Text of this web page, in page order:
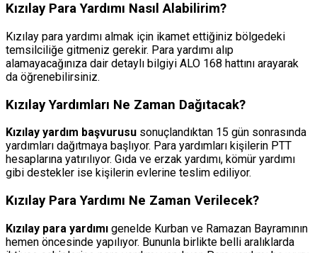
Kızılay Para Yardımı Nasıl Alabilirim?
Kızılay para yardımı almak için ikamet ettiğiniz bölgedeki
temsilciliğe gitmeniz gerekir. Para yardımı alıp
alamayacağınıza dair detaylı bilgiyi ALO 168 hattını arayarak
da öğrenebilirsiniz.
Kızılay Yardımları Ne Zaman Dağıtacak?
Kızılay yardım başvurusu sonuçlandıktan 15 gün sonrasında
yardımları dağıtmaya başlıyor. Para yardımları kişilerin PTT
hesaplarına yatırılıyor. Gıda ve erzak yardımı, kömür yardımı
gibi destekler ise kişilerin evlerine teslim ediliyor.
Kızılay Para Yardımı Ne Zaman Verilecek?
Kızılay para yardımı genelde Kurban ve Ramazan Bayramının
hemen öncesinde yapılıyor. Bununla birlikte belli aralıklarda